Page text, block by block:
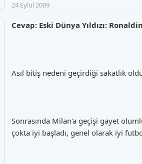
24 Eylül 2009
Cevap: Eski Dünya Yıldızı:
Asıl bitiş nedeni geçirdiği sakatlık
Sonrasında Milan'a geçişi gayet
çokta iyi başladı, genel olarak iyi